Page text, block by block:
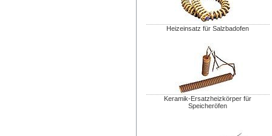
Heizeinsatz für Salzbadofen
Keramik-Ersatzheizkörper für
Speicheröfen